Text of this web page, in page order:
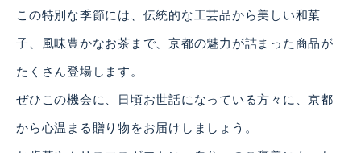
この特別な季節には、伝統的な工芸品から美しい和菓
子、風味豊かなお茶まで、京都の魅力が詰まった商品が
たくさん登場します。
ぜひこの機会に、日頃お世話になっている方々に、京都
から心温まる贈り物をお届けしましょう。